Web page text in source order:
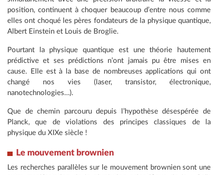
position, continuent à choquer beaucoup d’entre nous comme
elles ont choqué les pères fondateurs de la physique quantique,
Albert Einstein et Louis de Broglie.
Pourtant la physique quantique est une théorie hautement
prédictive et ses prédictions n’ont jamais pu être mises en
cause. Elle est à la base de nombreuses applications qui ont
changé nos vies (laser, transistor, électronique,
nanotechnologies…).
Que de chemin parcouru depuis l’hypothèse désespérée de
Planck, que de violations des principes classiques de la
physique du XIXe siècle !
Le mouvement brownien
Les recherches parallèles sur le mouvement brownien sont une